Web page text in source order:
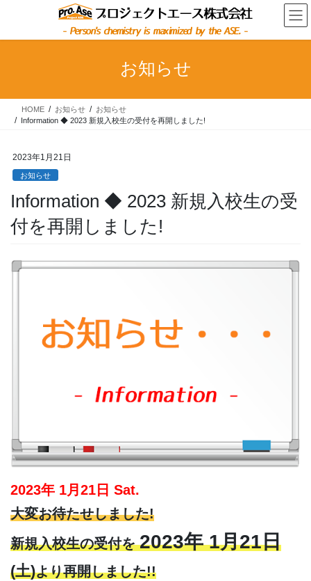
お知らせ
HOME お知らせ
お知らせ
Information ◆ 2023 新規入校生の受付を再開しました!
2023年1月21日
お知らせ
Information ◆ 2023 新規入校生の受
付を再開しました!
2023年 1月21日 Sat.
大変お待たせしました!
新規入校生の受付を2023年 1月21日
(土)より再開しました!!